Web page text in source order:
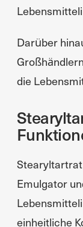
Darüber
die
Stearyltartrat
Emulgator
einheitliche